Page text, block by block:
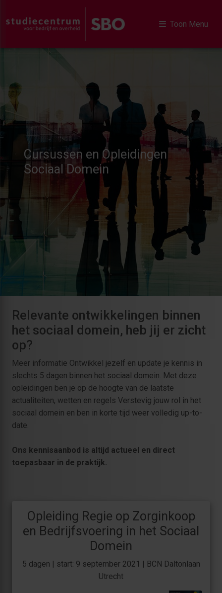
Toon Menu
Cursussen en Opleidingen
Sociaal Domein
Relevante ontwikkelingen binnen
het sociaal domein, heb jij er zicht
op?
Meer informatie Ontwikkel jezelf en update je kennis in
slechts 5 dagen binnen het sociaal domein. Met deze
opleidingen ben je op de hoogte van de laatste
actualiteiten, wetten en regels Verstevig jouw rol in het
sociaal domein en ben in korte tijd weer volledig up-to-
date.
Ons kennisaanbod is altijd actueel en direct
toepasbaar in de praktijk.
Opleiding Regie op Zorginkoop
en Bedrijfsvoering in het Sociaal
Domein
5 dagen | start: 9 september 2021 | BCN Daltonlaan
Utrecht